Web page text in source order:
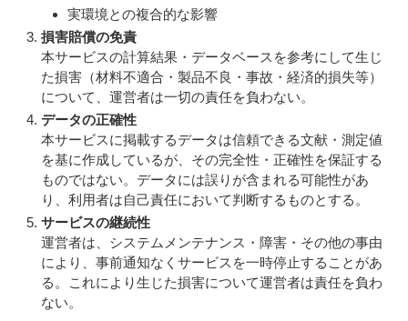
実環境との複合的な影響
損害賠償の免責
本サービスの計算結果・データベースを参考にして生じ
た損害（材料不適合・製品不良・事故・経済的損失等）
について、運営者は一切の責任を負わない。
データの正確性
本サービスに掲載するデータは信頼できる文献・測定値
を基に作成しているが、その完全性・正確性を保証する
ものではない。データには誤りが含まれる可能性があ
り、利用者は自己責任において判断するものとする。
サービスの継続性
運営者は、システムメンテナンス・障害・その他の事由
により、事前通知なくサービスを一時停止することがあ
る。これにより生じた損害について運営者は責任を負わ
ない。